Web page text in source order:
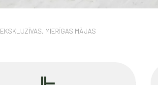
EKSKLUZĪVAS, MIERĪGAS MĀJAS